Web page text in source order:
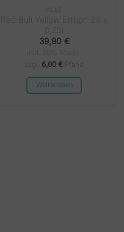
ALLE
39,90 €
zzgl. 6,00 € Pfand
Weiterlesen